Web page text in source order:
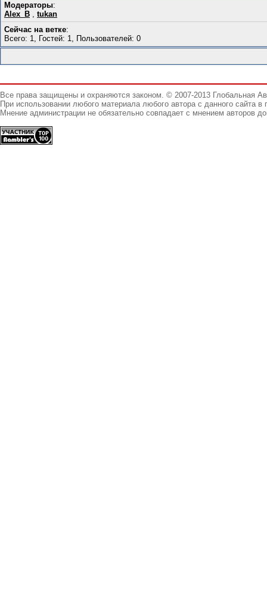
Модераторы:
Alex_B , tukan
Сейчас на ветке:
Всего: 1, Гостей: 1, Пользователей: 0
Все права защищены и охраняются законом. © 2007-2013 Глобальная
При использовании любого материала любого автора с данного сайта
Мнение администрации не обязательно совпадает с мнением авторов